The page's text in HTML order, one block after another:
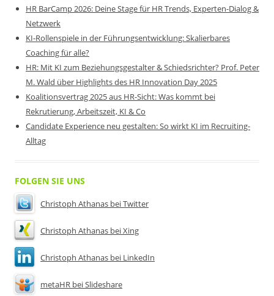
HR BarCamp 2026: Deine Stage für HR Trends, Experten-Dialog &
Netzwerk
KI-Rollenspiele in der Führungsentwicklung: Skalierbares
Coaching für alle?
HR: Mit KI zum Beziehungsgestalter & Schiedsrichter? Prof. Peter
M. Wald über Highlights des HR Innovation Day 2025
Koalitionsvertrag 2025 aus HR-Sicht: Was kommt bei
Rekrutierung, Arbeitszeit, KI & Co
Candidate Experience neu gestalten: So wirkt KI im Recruiting-
Alltag
FOLGEN SIE UNS
Christoph Athanas bei Twitter
Christoph Athanas bei Xing
Christoph Athanas bei LinkedIn
metaHR bei Slideshare